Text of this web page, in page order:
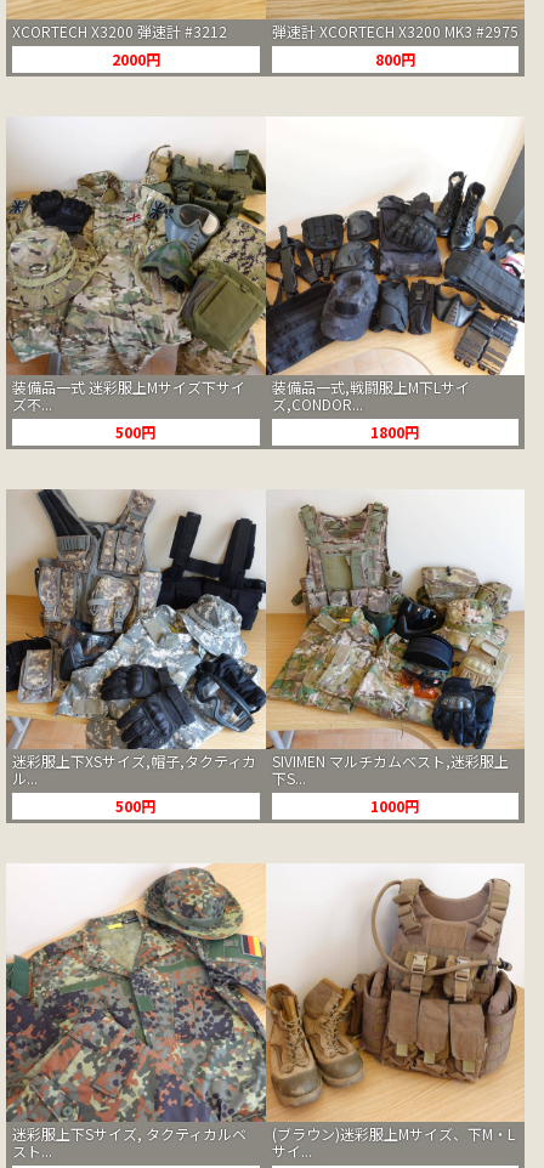
XCORTECH X3200 弾速計 #3212
2000円
弾速計 XCORTECH X3200 MK3 #2975
800円
装備品一式 迷彩服上Mサイズ下サイ
ズ不...
500円
装備品一式,戦闘服上M下Lサイ
ズ,CONDOR...
1800円
迷彩服上下XSサイズ,帽子,タクティカ
ル...
500円
SIVIMEN マルチカムベスト,迷彩服上
下S...
1000円
迷彩服上下Sサイズ, タクティカルベ
スト...
(ブラウン)迷彩服上Mサイズ、下M・L
サイ...